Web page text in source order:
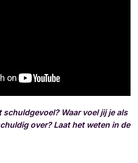
Waar voel jij je als
over? Laat het weten in de